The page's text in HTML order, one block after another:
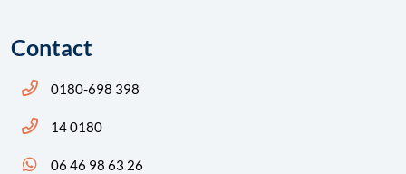
Contact
Bel ons: 14 0180
0180-698 398
Bel ons: 14 0180
14 0180
App ons: 06 46 98 63 26 (WhatsApp)
06 46 98 63 26